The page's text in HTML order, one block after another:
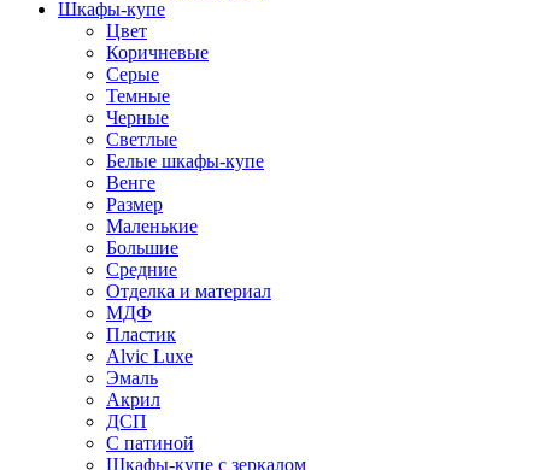
Шкафы-купе
Цвет
Коричневые
Серые
Темные
Черные
Светлые
Белые шкафы-купе
Венге
Размер
Маленькие
Большие
Средние
Отделка и материал
МДФ
Пластик
Alvic Luxe
Эмаль
Акрил
ДСП
С патиной
Шкафы-купе с зеркалом